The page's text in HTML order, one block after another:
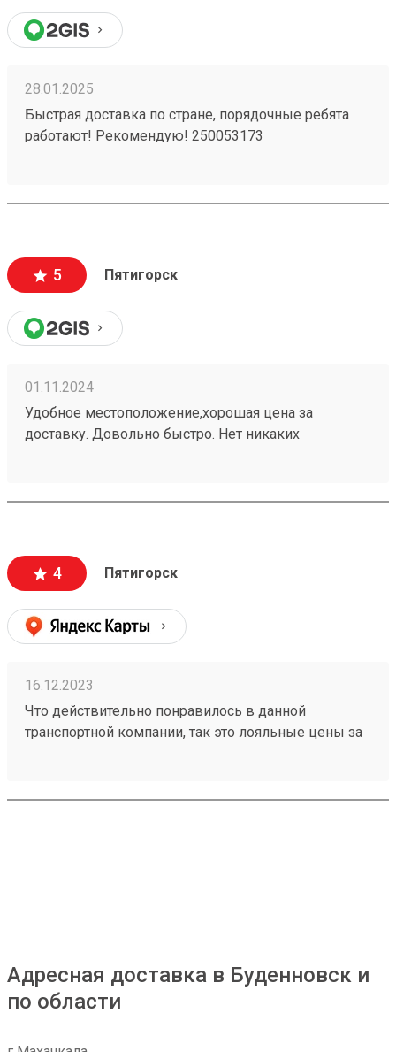
28.01.2025
Быстрая доставка по стране, порядочные ребята
работают! Рекомендую! 250053173
5 Пятигорск
01.11.2024
Удобное местоположение,хорошая цена за
доставку. Довольно быстро. Нет никаких
4 Пятигорск
16.12.2023
Что действительно понравилось в данной
транспортной компании, так это лояльные цены за
к получателям грузов. Чего действительно не
Адресная доставка в Буденновск и
по области